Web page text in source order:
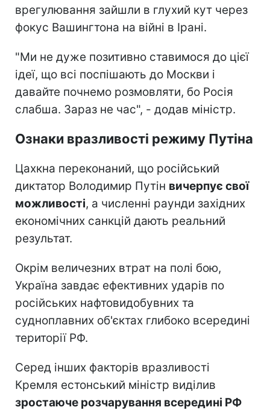
врегулювання зайшли в глухий кут через
фокус Вашингтона на війні в Ірані.
"Ми не дуже позитивно ставимося до цієї
ідеї, що всі поспішають до Москви і
давайте почнемо розмовляти, бо Росія
слабша. Зараз не час", - додав міністр.
Ознаки вразливості режиму Путіна
Цахкна переконаний, що російський
диктатор Володимир Путін вичерпує свої
можливості, а численні раунди західних
економічних санкцій дають реальний
результат.
Окрім величезних втрат на полі бою,
Україна завдає ефективних ударів по
російських нафтовидобувних та
судноплавних об'єктах глибоко всередині
території РФ.
Серед інших факторів вразливості
Кремля естонський міністр виділив
зростаюче розчарування всередині РФ